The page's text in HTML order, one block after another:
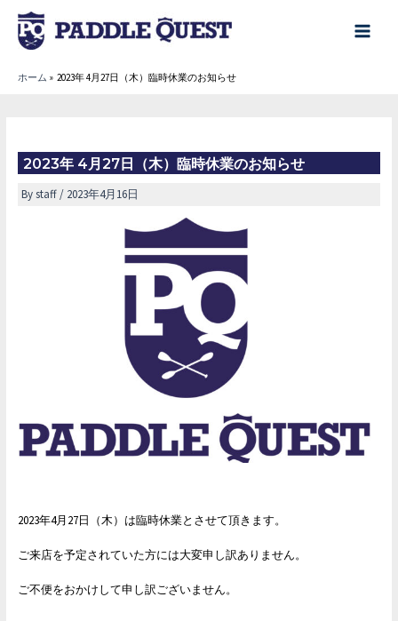
main
ホーム 2023年 4月27日（木）臨時休業のお知らせ
2023年 4月27日（木）臨時休業のお知らせ
Bystaff/ 2023年4月16日
2023年4月27日（木）は臨時休業とさせて頂きます。
ご来店を予定されていた方には大変申し訳ありません。
ご不便をおかけして申し訳ございません。